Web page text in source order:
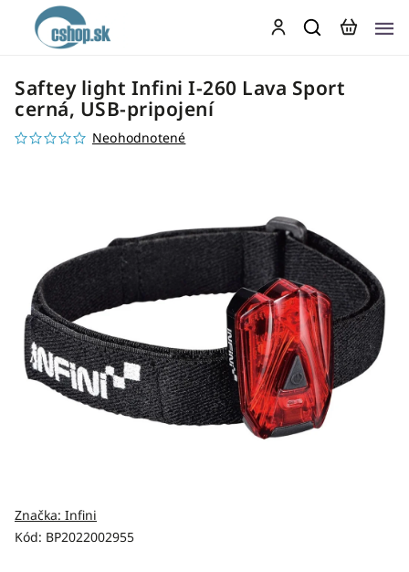
Saftey light Infini I-260 Lava Sport
cerná, USB-pripojení
Neohodnotené
Kód: BP2022002955
Značka: Infini